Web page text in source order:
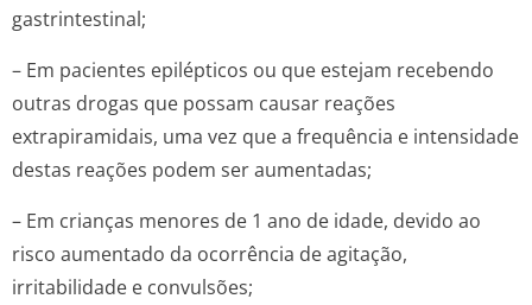
gastrintestinal;
– Em pacientes epilépticos ou que estejam recebendo
outras drogas que possam causar reações
extrapiramidais, uma vez que a frequência e intensidade
destas reações podem ser aumentadas;
– Em crianças menores de 1 ano de idade, devido ao
risco aumentado da ocorrência de agitação,
irritabilidade e convulsões;